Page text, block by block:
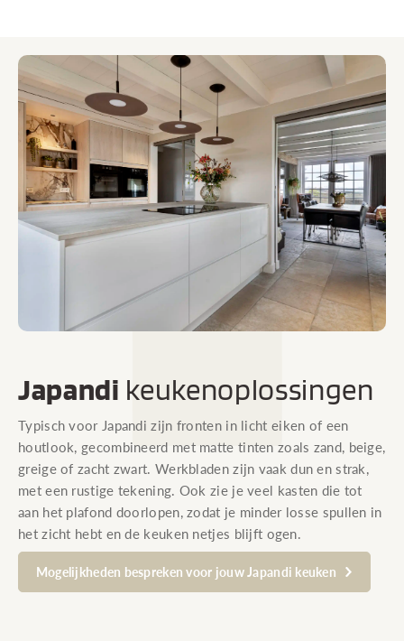
Japandi keukenoplossingen
Typisch voor Japandi zijn fronten in licht eiken of een
houtlook, gecombineerd met matte tinten zoals zand, beige,
greige of zacht zwart. Werkbladen zijn vaak dun en strak,
met een rustige tekening. Ook zie je veel kasten die tot
aan het plafond doorlopen, zodat je minder losse spullen in
het zicht hebt en de keuken netjes blijft ogen.
Mogelijkheden bespreken voor jouw Japandi keuken